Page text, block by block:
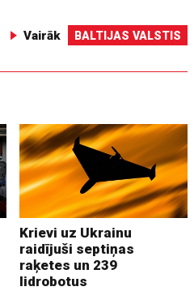
Vairāk BALTIJAS VALSTIS
Krievi uz Ukrainu
raidījuši septiņas
raķetes un 239
lidrobotus